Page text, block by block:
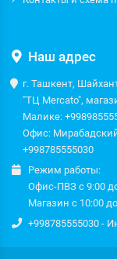
Наш адрес
г. Ташкент,
"ТЦ Mercato",
Малике:
Офис:
+998785555030
Режим работы:
Офис-ПВЗ с 9:00
Магазин с 10:00
+998785555030 -